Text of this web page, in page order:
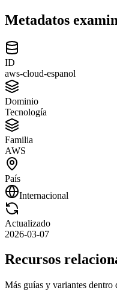
Metadatos
ID
aws-cloud-espanol
Dominio
Tecnología
Familia
AWS
País
Internacional
Actualizado
2026-03-07
Recursos
Más guías y variantes dentro